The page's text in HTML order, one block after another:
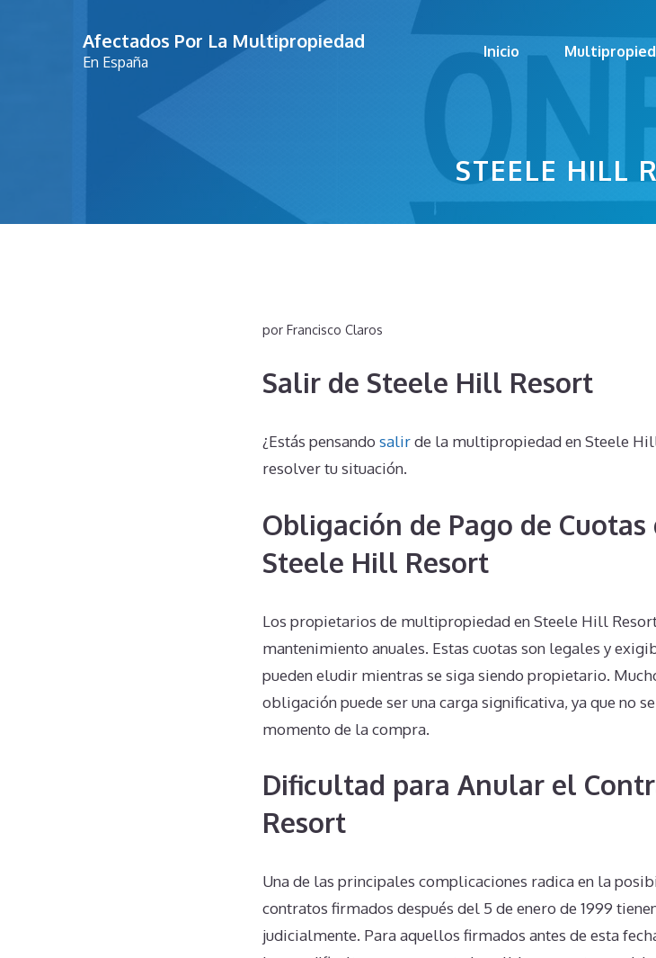
Afectados Por La Multipropiedad
En España
Inicio
STEELE HILL
por Francisco Claros
Salir de Steele Hill Resort
¿Estás pensando salirde la multipropiedad en Steele
resolver tu situación.
Obligación de Pago de
Steele Hill Resort
Los propietarios de multipropiedad en Steele Hill
mantenimiento anuales. Estas cuotas son legales y
pueden eludir mientras se siga siendo propietario.
obligación puede ser una carga significativa, ya que no
momento de la compra.
Dificultad para Anular el
Resort
Una de las principales complicaciones radica en la
contratos firmados después del 5 de enero de 1999
judicialmente. Para aquellos firmados antes de esta